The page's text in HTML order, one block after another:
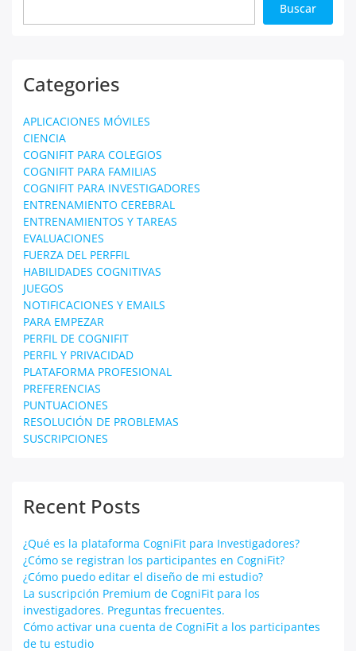
Buscar
Categories
APLICACIONES MÓVILES
CIENCIA
COGNIFIT PARA COLEGIOS
COGNIFIT PARA FAMILIAS
COGNIFIT PARA INVESTIGADORES
ENTRENAMIENTO CEREBRAL
ENTRENAMIENTOS Y TAREAS
EVALUACIONES
FUERZA DEL PERFFIL
HABILIDADES COGNITIVAS
JUEGOS
NOTIFICACIONES Y EMAILS
PARA EMPEZAR
PERFIL DE COGNIFIT
PERFIL Y PRIVACIDAD
PLATAFORMA PROFESIONAL
PREFERENCIAS
PUNTUACIONES
RESOLUCIÓN DE PROBLEMAS
SUSCRIPCIONES
Recent Posts
¿Qué es la plataforma CogniFit para Investigadores?
¿Cómo se registran los participantes en CogniFit?
¿Cómo puedo editar el diseño de mi estudio?
La suscripción Premium de CogniFit para los
investigadores. Preguntas frecuentes.
Cómo activar una cuenta de CogniFit a los participantes
de tu estudio